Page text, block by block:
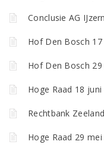
Conclusie AG
Hof Den Bosch
Hof Den Bosch 29
Hoge Raad 18 juni
Rechtbank
Hoge Raad 29